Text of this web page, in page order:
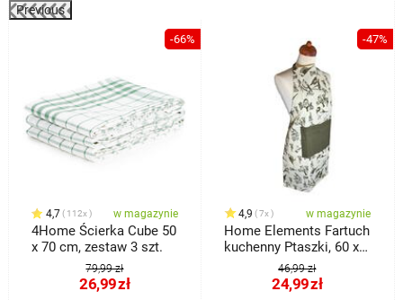
Previous
-66%
4,7 112x w magazynie
4Home Ścierka Cube 50
x 70 cm, zestaw 3 szt.
79,99 zł
26,99zł
-47%
4,9 7x w magazynie
Home Elements Fartuch
kuchenny Ptaszki, 60 x
46,99 zł
24,99zł